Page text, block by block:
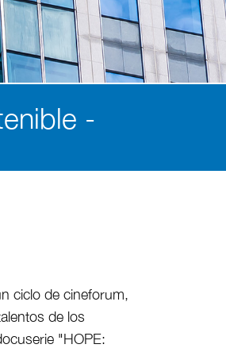
-
ciclo de cineforum,
de los
"HOPE: